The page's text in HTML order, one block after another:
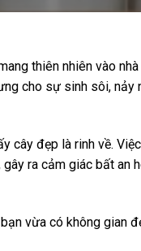
thiên nhiên vào
cho sự sinh sôi, nảy
cây đẹp là rinh về.
ra cảm giác bất an
vừa có không gian